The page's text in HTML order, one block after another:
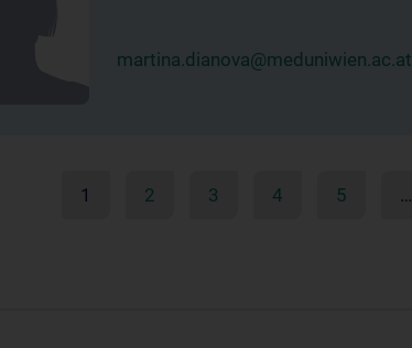
martina.dianova@meduniwien.ac.at
1 2 3 4 5 …